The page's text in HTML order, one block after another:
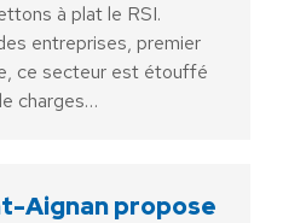
à plat le RSI.
entreprises, premier
ce secteur est étouffé
charges…
Aignan propose